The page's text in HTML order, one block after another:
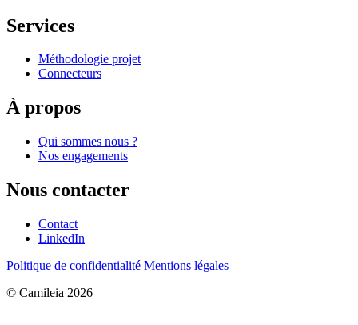
Services
Méthodologie projet
Connecteurs
À propos
Qui sommes nous ?
Nos engagements
Nous contacter
Contact
LinkedIn
Politique de confidentialité Mentions légales
© Camileia 2026